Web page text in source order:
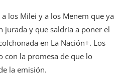
los Milei y a los Menem que ya
jurada y que saldría a poner el
en La Nación+. Los
con la promesa de que lo
la emisión.